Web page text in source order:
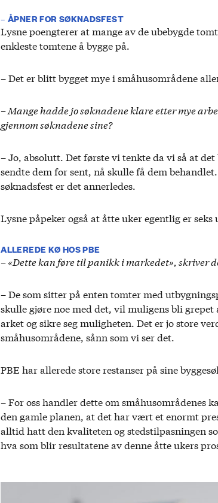
– ÅPNER FOR SØKNADSFEST
Lysne poengterer at mange av de ubebygde
enkleste tomtene å bygge på.
– Det er blitt bygget mye i småhusområdene
– Mange hadde jo søknadene klare etter mye
gjennom søknadene sine?
– Jo, absolutt. Det første vi tenkte da vi så at
sendte dem for sent, nå skulle få dem
søknadsfest er det annerledes.
Lysne påpeker også at åtte uker egentlig er
ALLEREDE KØ HOS PBE
– «Dette kan føre til panikk i markedet», skriver
– De som sitter på enten tomter med
skulle gjøre noe med det, vil muligens bli
arket og sikre seg muligheten. Det er jo store
småhusområdene, sånn som vi ser det.
PBE har allerede store restanser på sine
– For oss handler dette om småhusområdenes
den gamle planen, at det har vært et enormt
alltid hatt den kvaliteten og stedstilpasningen
hva som blir resultatene av denne åtte ukers